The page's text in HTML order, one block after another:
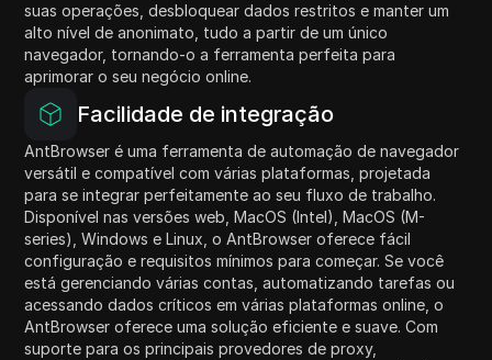
suas operações, desbloquear dados restritos e manter um
alto nível de anonimato, tudo a partir de um único
navegador, tornando-o a ferramenta perfeita para
aprimorar o seu negócio online.
Facilidade de integração
AntBrowser é uma ferramenta de automação de navegador
versátil e compatível com várias plataformas, projetada
para se integrar perfeitamente ao seu fluxo de trabalho.
Disponível nas versões web, MacOS (Intel), MacOS (M-
series), Windows e Linux, o AntBrowser oferece fácil
configuração e requisitos mínimos para começar. Se você
está gerenciando várias contas, automatizando tarefas ou
acessando dados críticos em várias plataformas online, o
AntBrowser oferece uma solução eficiente e suave. Com
suporte para os principais provedores de proxy,